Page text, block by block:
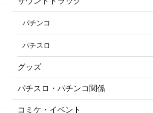
パチンコ
パチスロ
グッズ
パチスロ・パチンコ関係
コミケ・イベント